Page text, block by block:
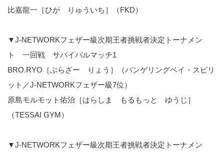
比嘉龍一［ひが りゅういち］（FKD）
▼J-NETWORKフェザー級次期王者挑戦者決定トーナメン
ト 一回戦 サバイバルマッチ1
BRO.RYO［ぶらざー りょう］（バンゲリングベイ・スピリ
ット／J-NETWORKフェザー級7位）
原島モルモット佑治［はらしま もるもっと ゆうじ］
（TESSAI GYM）
▼J-NETWORKフェザー級次期王者挑戦者決定トーナメン